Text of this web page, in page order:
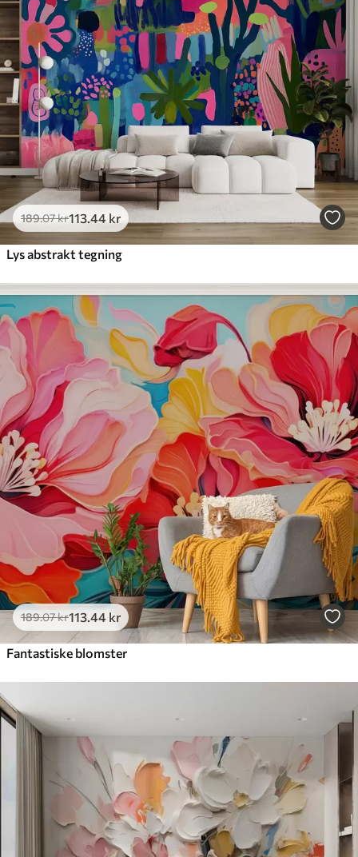
189.07kr113 .44 kr
Lys abstrakt tegning
189.07kr113 .44 kr
Fantastiske blomster